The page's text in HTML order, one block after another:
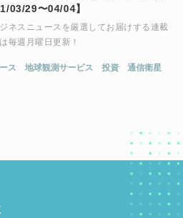
03/29〜04/04】
ネスニュースを厳選してお届けする連載
毎週月曜日更新！
ス 地球観測サービス 投資
通信衛星